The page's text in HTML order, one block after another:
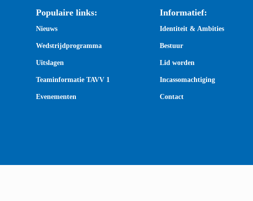
Populaire links:
Nieuws
Wedstrijdprogramma
Uitslagen
Teaminformatie TAVV 1
Evenementen
Informatief:
Identiteit & Ambities
Bestuur
Lid worden
Incassomachtiging
Contact